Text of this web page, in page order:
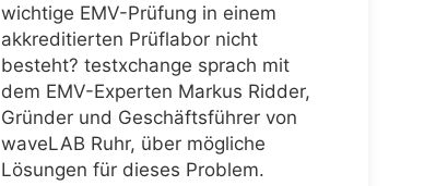
wichtige EMV-Prüfung in einem
akkreditierten Prüflabor nicht
besteht? testxchange sprach mit
dem EMV-Experten Markus Ridder,
Gründer und Geschäftsführer von
waveLAB Ruhr, über mögliche
Lösungen für dieses Problem.